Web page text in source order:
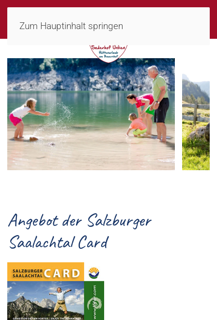
Zum Hauptinhalt springen
Angebot der Salzburger
Saalachtal Card